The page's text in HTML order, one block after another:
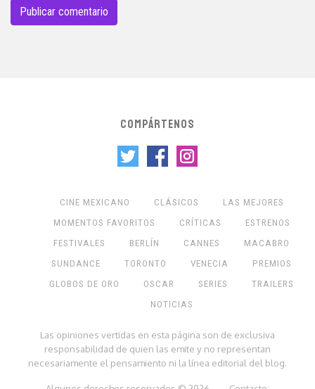
COMPÁRTENOS
CINE MEXICANO CLÁSICOS
LAS MEJORES
MOMENTOS FAVORITOS
CRÍTICAS
ESTRENOS
FESTIVALES
BERLÍN CANNES
MACABRO
SUNDANCE
TORONTO VENECIA
PREMIOS
GLOBOS DE ORO
OSCAR SERIES
TRAILERS
NOTICIAS
Las opiniones vertidas en esta página son de exclusiva
responsabilidad de quien las emite y no representan
necesariamente el pensamiento ni la línea editorial del blog.